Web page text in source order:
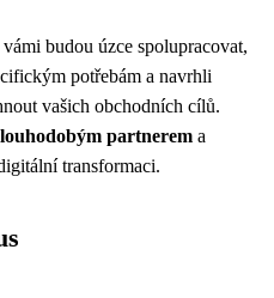
vámi budou úzce spolupracovat,
potřebám a navrhli
vašich obchodních cílů.
partnerem a
transformaci.